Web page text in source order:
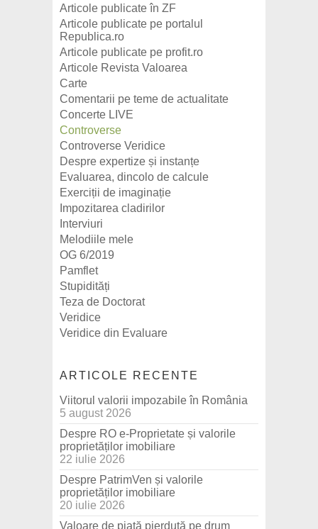
Articole publicate în ZF
Articole publicate pe portalul
Republica.ro
Articole publicate pe profit.ro
Articole Revista Valoarea
Carte
Comentarii pe teme de actualitate
Concerte LIVE
Controverse
Controverse Veridice
Despre expertize și instanțe
Evaluarea, dincolo de calcule
Exerciții de imaginație
Impozitarea cladirilor
Interviuri
Melodiile mele
OG 6/2019
Pamflet
Stupidități
Teza de Doctorat
Veridice
Veridice din Evaluare
ARTICOLE RECENTE
Viitorul valorii impozabile în România
5 august 2026
Despre RO e-Proprietate și valorile
proprietăților imobiliare
22 iulie 2026
Despre PatrimVen și valorile
proprietăților imobiliare
20 iulie 2026
Valoare de piață pierdută pe drum